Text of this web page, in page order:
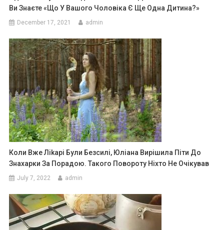
Ви Знаєте «що У Вашого Чоловіка Є Ще Одна Дитина?»
December 17, 2021 admin
Коли Вже Ліkарі Були Безсилі, Юліана Вирішила Піти До
Знахарки За Порадою. Такого Повороту Ніхто Не Очікував
July 7, 2022 admin